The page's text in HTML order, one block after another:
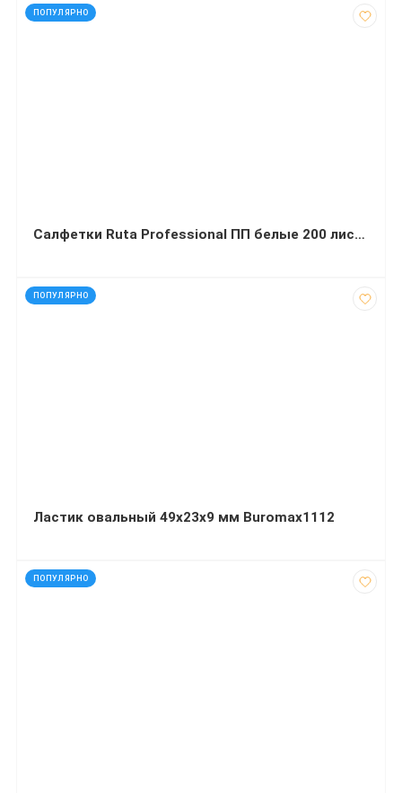
ПОПУЛЯРНО
код: 40753
Салфетки Ruta Professional ПП белые 200 листов
ПОПУЛЯРНО
код: 817
Ластик овальный 49х23х9 мм Buromax1112
ПОПУЛЯРНО
код: 15023